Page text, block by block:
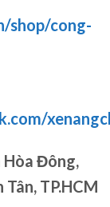
shop/cong-
Hòa Đông,
TP.HCM